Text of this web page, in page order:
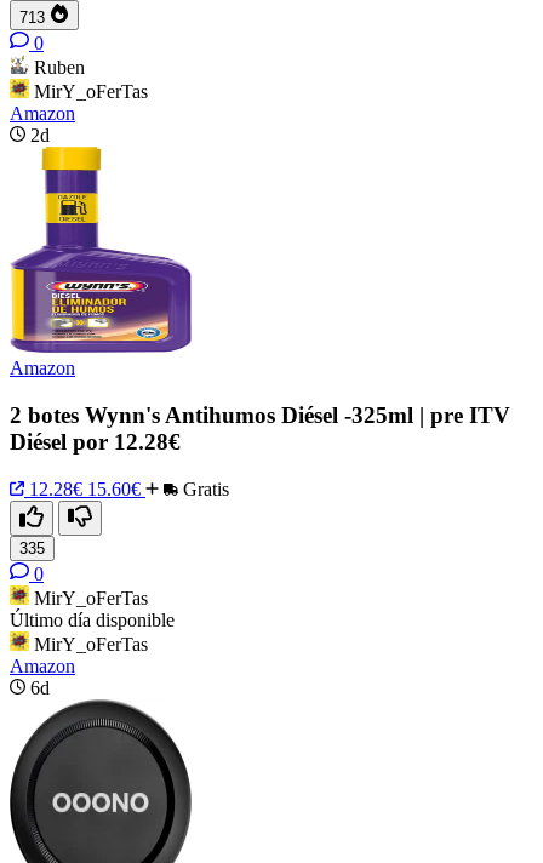
713
0
Ruben
MirY_oFerTas
Amazon
2d
Amazon
2 botes Wynn's Antihumos Diésel -325ml | pre ITV
Diésel por 12.28€
12.28€ 15.60€ Gratis
335
0
MirY_oFerTas
Último día disponible
MirY_oFerTas
Amazon
6d